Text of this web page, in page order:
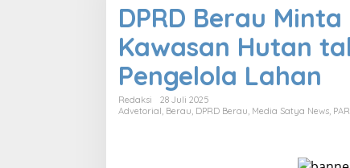
DPRD Berau
Kawasan Hutan
Pengelola Lahan
Redaksi
28 Juli 2025
Advetorial Berau DPRD Berau Media Satya News